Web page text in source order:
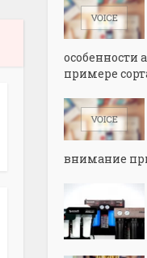
особенности
примере
внимание